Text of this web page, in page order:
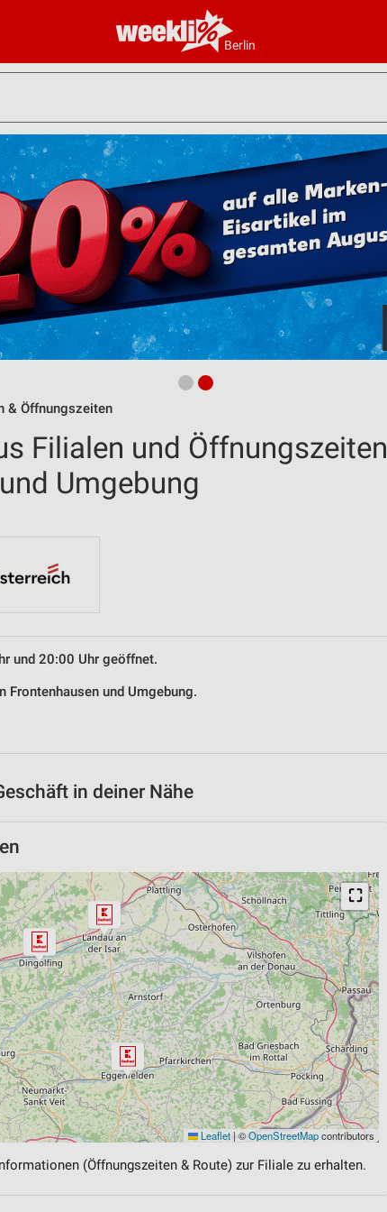
Berlin
& Öffnungszeiten
Filialen und Öffnungszeiten
Umgebung
und 20:00 Uhr geöffnet.
Frontenhausen und Umgebung.
in deiner Nähe
⛶
Leaflet | ©OpenStreetMapcontributors
(Öffnungszeiten & Route) zur Filiale zu erhalten.